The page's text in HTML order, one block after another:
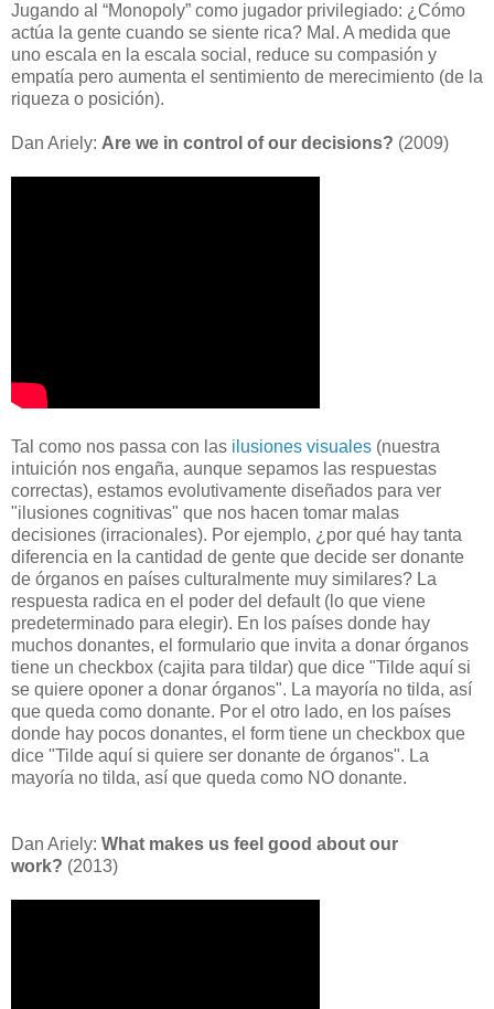
Jugando al “Monopoly” como jugador privilegiado: ¿Cómo
actúa la gente cuando se siente rica? Mal. A medida que
uno escala en la escala social, reduce su compasión y
empatía pero aumenta el sentimiento de merecimiento (de la
riqueza o posición).
Dan Ariely: Are we in control of our decisions? (2009)
Tal como nos passa con las ilusiones visuales (nuestra
intuición nos engaña, aunque sepamos las respuestas
correctas), estamos evolutivamente diseñados para ver
"ilusiones cognitivas" que nos hacen tomar malas
decisiones (irracionales). Por ejemplo, ¿por qué hay tanta
diferencia en la cantidad de gente que decide ser donante
de órganos en países culturalmente muy similares? La
respuesta radica en el poder del default (lo que viene
predeterminado para elegir). En los países donde hay
muchos donantes, el formulario que invita a donar órganos
tiene un checkbox (cajita para tildar) que dice "Tilde aquí si
se quiere oponer a donar órganos". La mayoría no tilda, así
que queda como donante. Por el otro lado, en los países
donde hay pocos donantes, el form tiene un checkbox que
dice "Tilde aquí si quiere ser donante de órganos". La
mayoría no tilda, así que queda como NO donante.
Dan Ariely: What makes us feel good about our
work? (2013)